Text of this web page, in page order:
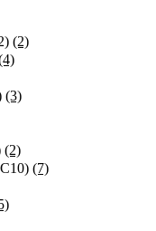
(2)
(3)
(2)
(7)